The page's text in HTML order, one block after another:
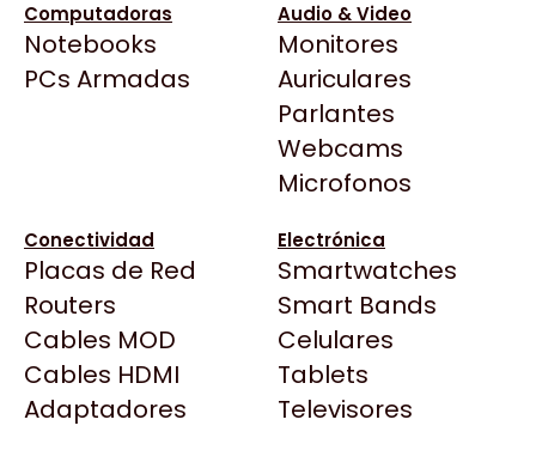
Computadoras
Notebooks
PCs Armadas
Audio & Video
Monitores
Auriculares
Parlantes
Webcams
Microfonos
Conectividad
Placas de Red
Routers
Cables MOD
Cables HDMI
Adaptadores
Electrónica
Smartwatches
Smart Bands
Celulares
Tablets
Televisores
BenQ
CX
Cooler Master
Deepcool
Dell
EVGA
Gamemax
Genesis
Genius
Todas las Tiendas
Click Gaming
Compufan Store
Dinobyte
Full H4rd
Gaming City
Gezatek
$250.436
Ver producto en la página de Gaming Point